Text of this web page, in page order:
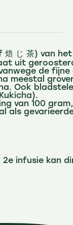
焙 じ 茶) van
uit
de
meestal
Ook
van 100
als
2e infusie kan